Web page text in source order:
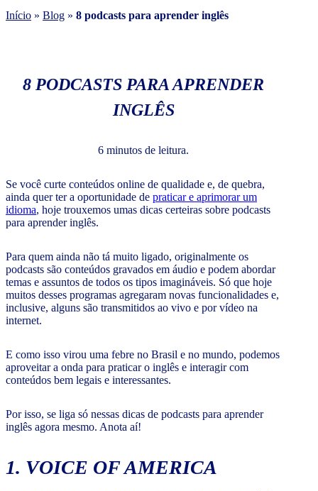
Início » Blog » 8 podcasts para aprender inglês
8 PODCASTS PARA APRENDER
INGLÊS
6 minutos de leitura.
Se você curte conteúdos online de qualidade e, de quebra,
ainda quer ter a oportunidade de praticar e aprimorar um
idioma, hoje trouxemos umas dicas certeiras sobre podcasts
para aprender inglês.
Para quem ainda não tá muito ligado, originalmente os
podcasts são conteúdos gravados em áudio e podem abordar
temas e assuntos de todos os tipos imagináveis. Só que hoje
muitos desses programas agregaram novas funcionalidades e,
inclusive, alguns são transmitidos ao vivo e por vídeo na
internet.
E como isso virou uma febre no Brasil e no mundo, podemos
aproveitar a onda para praticar o inglês e interagir com
conteúdos bem legais e interessantes.
Por isso, se liga só nessas dicas de podcasts para aprender
inglês agora mesmo. Anota aí!
1. VOICE OF AMERICA